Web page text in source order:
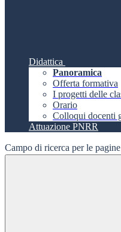
Didattica
Panoramica
Offerta formativa
I progetti delle
Orario
Colloqui docenti
Attuazione PNRR
Campo di ricerca per le